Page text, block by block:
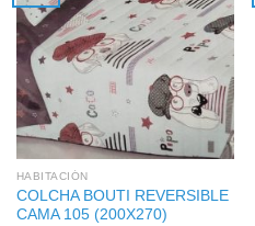
HABITACIÓN
COLCHA BOUTI REVERSIBLE
CAMA 105 (200X270)